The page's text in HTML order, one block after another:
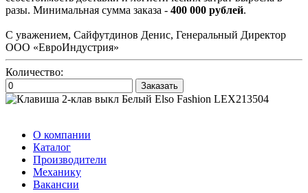
разы. Минимальная сумма заказа - 400 000 рублей.
С уважением, Сайфутдинов Денис, Генеральный Директор
ООО «ЕвроИндустрия»
Количество:
Заказать
О компании
Каталог
Производители
Механику
Вакансии